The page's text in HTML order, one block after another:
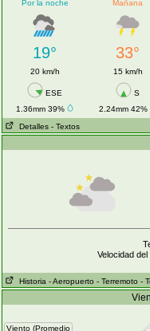
Por la noche
Mañana
19° 33°
20 km/h 15 km/h
ESE S
1.36mm 39%
2.24mm 42%
Detalles - Textos
Velocidad
Historia - Aeropuerto - Terremoto -
Viento (Promedio